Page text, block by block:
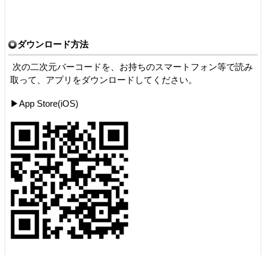
ダウンロード方法
次の二次元バーコードを、お持ちのスマートフォン等で読み
取って、アプリをダウンロードしてください。
▶App Store(iOS)